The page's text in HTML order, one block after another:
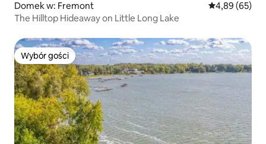
Domek w: Fremont Średnia
4,89 (65)
The Hilltop Hideaway on Little Long Lake
Wybór gości
Wybór gości